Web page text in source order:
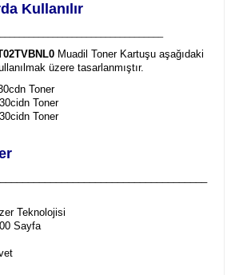
Kullanılır
Muadil Toner Kartuşu aşağıdaki
üzere tasarlanmıştır.
Toner
Toner
Toner
Teknolojisi
Sayfa